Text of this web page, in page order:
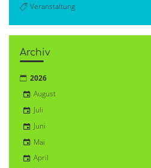
Veranstaltung
Archiv
2026
August
Juli
Juni
Mai
April